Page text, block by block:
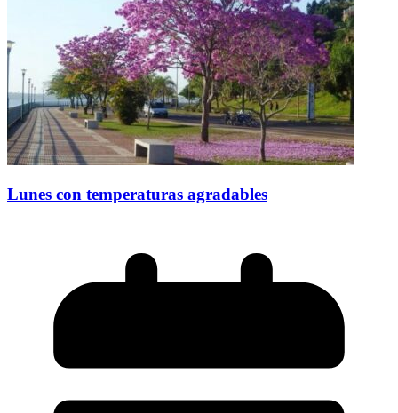
Lunes con temperaturas agradables